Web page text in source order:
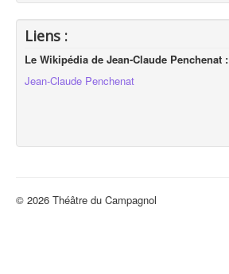
Liens :
Le Wikipédia de Jean-Claude Penchenat :
Jean-Claude Penchenat
© 2026 Théâtre du Campagnol